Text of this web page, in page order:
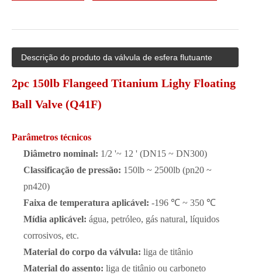
Descrição do produto da válvula de esfera flutuante
2pc 150lb Flangeed Titanium Lighy Floating
Ball Valve (Q41F)
Parâmetros técnicos
Diâmetro nominal: 1/2 '~ 12 ' (DN15 ~ DN300)
Classificação de pressão: 150lb ~ 2500lb (pn20 ~
pn420)
Faixa de temperatura aplicável: -196 ℃ ~ 350 ℃
Mídia aplicável: água, petróleo, gás natural, líquidos
corrosivos, etc.
Material do corpo da válvula: liga de titânio
Material do assento: liga de titânio ou carboneto